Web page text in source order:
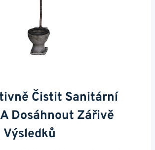
Čistit Sanitární
Dosáhnout Zářivě